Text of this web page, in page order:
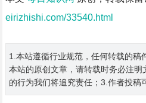
eirizhishi.com/33540.html
1.本站遵循行业规范，任何转载的稿
本站的原创文章，请转载时务必注明
的行为我们将追究责任；3.作者投稿